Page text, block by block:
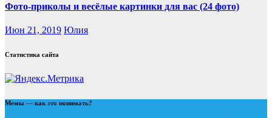
Фото-приколы и весёлые картинки для вас (24 фото)
Июн 21, 2019 Юлия
Статистика сайта
Мемы — как это понимать?